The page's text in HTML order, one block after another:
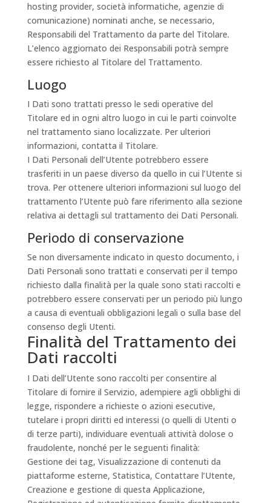
hosting provider, società informatiche, agenzie di
comunicazione) nominati anche, se necessario,
Responsabili del Trattamento da parte del Titolare.
L’elenco aggiornato dei Responsabili potrà sempre
essere richiesto al Titolare del Trattamento.
Luogo
I Dati sono trattati presso le sedi operative del
Titolare ed in ogni altro luogo in cui le parti coinvolte
nel trattamento siano localizzate. Per ulteriori
informazioni, contatta il Titolare.
I Dati Personali dell’Utente potrebbero essere
trasferiti in un paese diverso da quello in cui l’Utente si
trova. Per ottenere ulteriori informazioni sul luogo del
trattamento l’Utente può fare riferimento alla sezione
relativa ai dettagli sul trattamento dei Dati Personali.
Periodo di conservazione
Se non diversamente indicato in questo documento, i
Dati Personali sono trattati e conservati per il tempo
richiesto dalla finalità per la quale sono stati raccolti e
potrebbero essere conservati per un periodo più lungo
a causa di eventuali obbligazioni legali o sulla base del
consenso degli Utenti.
Finalità del Trattamento dei
Dati raccolti
I Dati dell’Utente sono raccolti per consentire al
Titolare di fornire il Servizio, adempiere agli obblighi di
legge, rispondere a richieste o azioni esecutive,
tutelare i propri diritti ed interessi (o quelli di Utenti o
di terze parti), individuare eventuali attività dolose o
fraudolente, nonché per le seguenti finalità:
Gestione dei tag, Visualizzazione di contenuti da
piattaforme esterne, Statistica, Contattare l’Utente,
Creazione e gestione di questa Applicazione,